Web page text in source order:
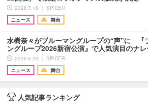
2026.7.16 ｜ SPICER
ニュース
舞台
水樹奈々がブルーマングループの“声”に 『
ングループ2026新宿公演』で人気演目のナ
2026.6.23 ｜ SPICER
ニュース
舞台
人気記事ランキング